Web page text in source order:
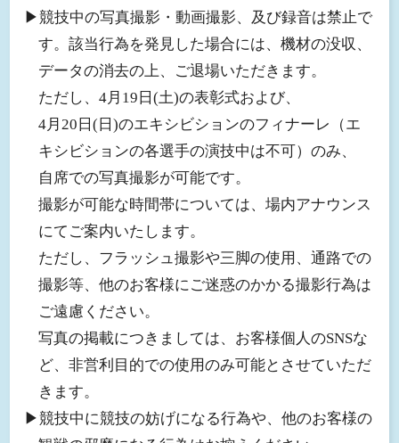
▶︎競技中の写真撮影・動画撮影、及び録音は禁止で
す。該当行為を発見した場合には、機材の没収、
データの消去の上、ご退場いただきます。
ただし、4月19日(土)の表彰式および、
4月20日(日)のエキシビションのフィナーレ（エ
キシビションの各選手の演技中は不可）のみ、
自席での写真撮影が可能です。
撮影が可能な時間帯については、場内アナウンス
にてご案内いたします。
ただし、フラッシュ撮影や三脚の使用、通路での
撮影等、他のお客様にご迷惑のかかる撮影行為は
ご遠慮ください。
写真の掲載につきましては、お客様個人のSNSな
ど、非営利目的での使用のみ可能とさせていただ
きます。
▶︎競技中に競技の妨げになる行為や、他のお客様の